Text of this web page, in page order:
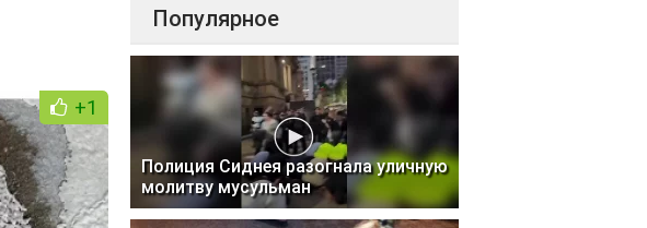
+1
Популярное
Полиция Сиднея разогнала уличную
молитву мусульман